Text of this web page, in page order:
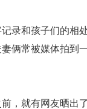
和孩子们的相
俩常被媒体拍到
就有网友晒出